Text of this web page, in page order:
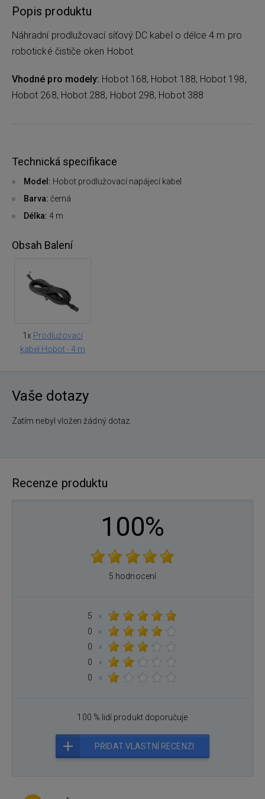
Popis produktu
Náhradní prodlužovací síťový DC kabel o délce 4 m pro
robotické čističe oken Hobot.
Vhodné pro modely: Hobot 168, Hobot 188, Hobot 198,
Hobot 268, Hobot 288, Hobot 298, Hobot 388
Technická specifikace
Model: Hobot prodlužovací napájecí kabel
Barva: černá
Délka: 4 m
Obsah Balení
1x Prodlužovací
kabel Hobot - 4 m
Vaše dotazy
Zatím nebyl vložen žádný dotaz.
Recenze produktu
100%
5 hodnocení
5
×
0
×
0
×
0
×
0
×
100 % lidí produkt doporučuje
PŘIDAT VLASTNÍ RECENZI